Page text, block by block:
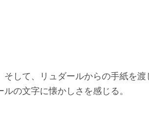
して、リュダールからの手紙を渡
の文字に懐かしさを感じる。